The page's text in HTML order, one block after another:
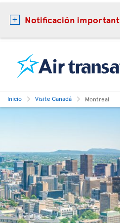
Notificación
Inicio Visite Canadá Montreal